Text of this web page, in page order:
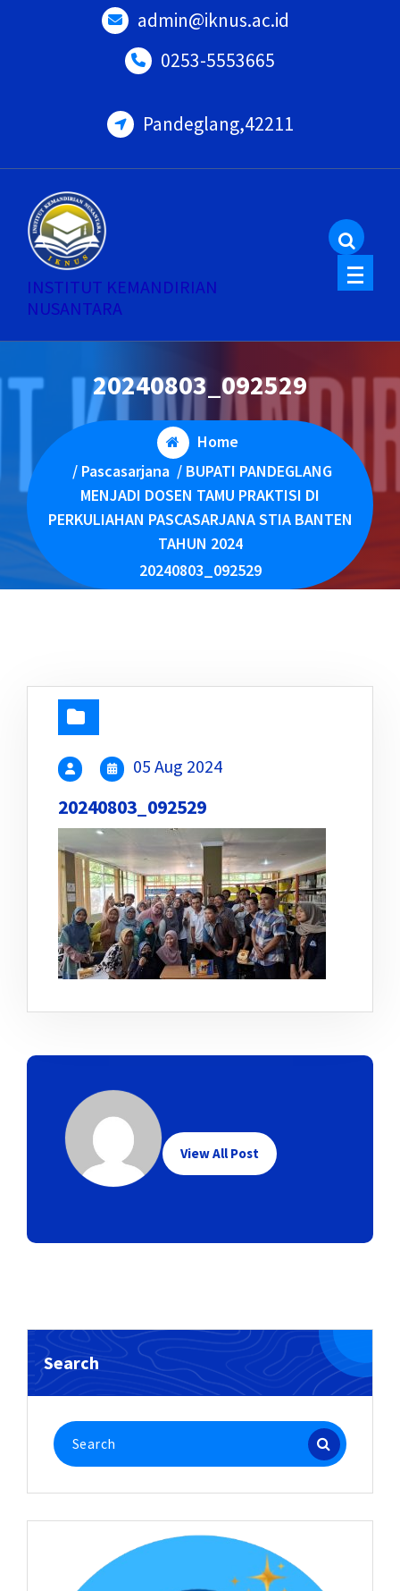
admin@iknus.ac.id
0253-5553665
Pandeglang,42211
INSTITUT KEMANDIRIAN
NUSANTARA
20240803_092529
Home
/ Pascasarjana/ BUPATI PANDEGLANG
MENJADI DOSEN TAMU PRAKTISI DI
PERKULIAHAN PASCASARJANA STIA BANTEN
TAHUN 2024
20240803_092529
05 Aug 2024
20240803_092529
View All Post
Search
Search
for: